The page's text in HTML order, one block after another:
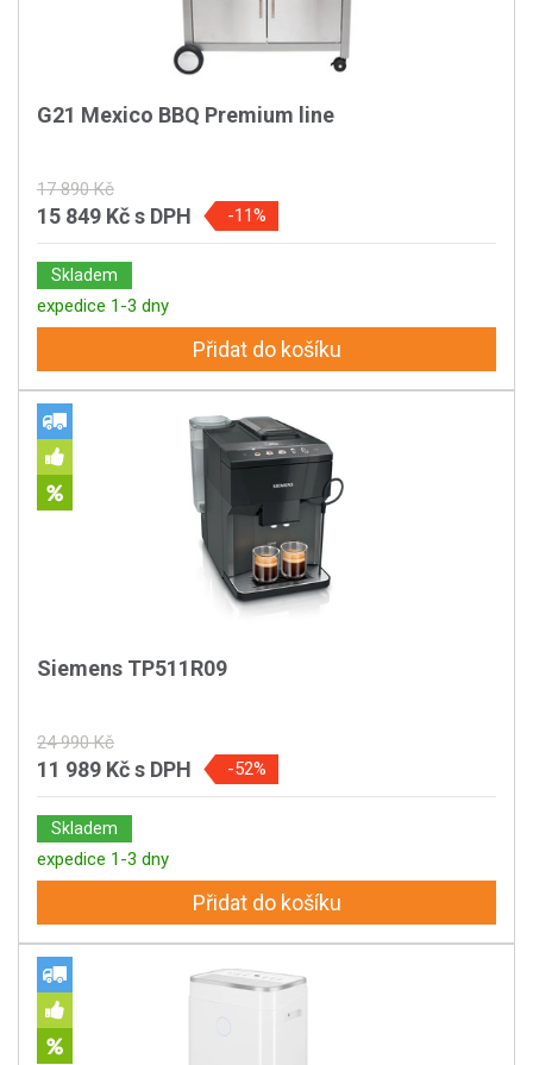
G21 Mexico BBQ Premium line
17 890 Kč
15 849 Kčs DPH -11%
Skladem
expedice 1-3 dny
Přidat do košíku
Siemens TP511R09
24 990 Kč
11 989 Kčs DPH -52%
Skladem
expedice 1-3 dny
Přidat do košíku